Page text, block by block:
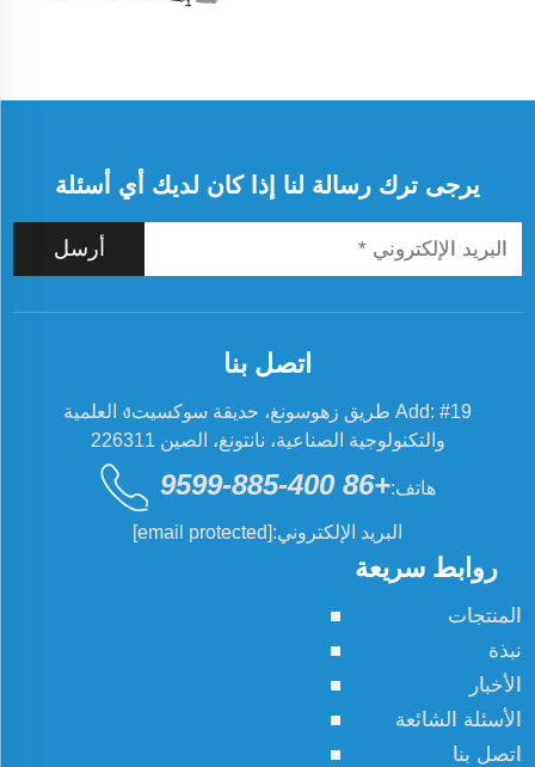
يرجى ترك رسالة لنا إذا كان لديك أي أسئلة
أرسل
روابط سريعة
المنتجات
نبذة
الأخبار
الأسئلة الشائعة
اتصل بنا
اتصل بنا
Add: #19 طريق زهوسونغ، حديقة سوكسيتง العلمية
والتكنولوجية الصناعية، نانتونغ، الصين 226311
هاتف:+86 400-885-9599
البريد الإلكتروني:[email protected]